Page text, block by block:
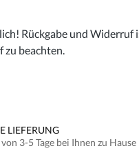
Rückgabe und
zu beachten.
LIEFERUNG
3-5 Tage bei Ihnen zu Hause